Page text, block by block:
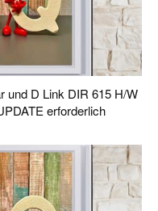
und D Link DIR 615 H/W
erforderlich